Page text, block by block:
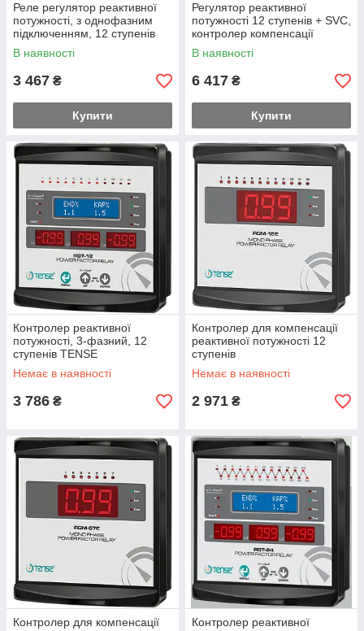
Реле регулятор реактивної
потужності, з однофазним
підключенням, 12 ступенів
В наявності
3 467 ₴
Купити
Регулятор реактивної
потужності 12 ступенів + SVC,
контролер компенсації
реактиву
В наявності
6 417 ₴
Купити
Контролер реактивної
потужності, 3-фазний, 12
ступенів TENSE
Немає в наявності
3 786 ₴
Контролер для компенсації
реактивної потужності 12
ступенів
Немає в наявності
2 971 ₴
Контролер для компенсації
Контролер реактивної